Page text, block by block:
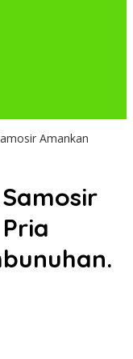
Amankan